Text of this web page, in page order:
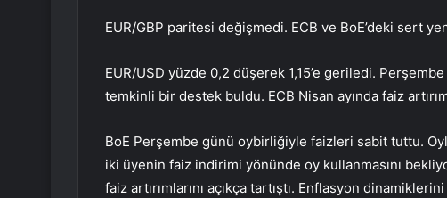
EUR/GBP paritesi değişmedi. ECB ve BoE’deki sert
EUR/USD yüzde 0,2 düşerek 1,15’e geriledi.
temkinli bir destek buldu. ECB Nisan ayında faiz
BoE Perşembe günü oybirliğiyle faizleri sabit tuttu.
iki üyenin faiz indirimi yönünde oy kullanmasını
faiz artırımlarını açıkça tartıştı. Enflasyon